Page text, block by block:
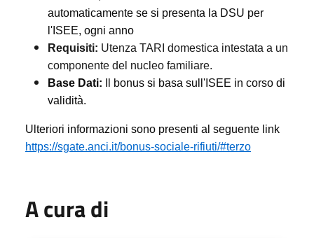
automaticamente se si presenta la DSU per
l'ISEE, ogni anno
Requisiti: Utenza TARI domestica intestata a un
componente del nucleo familiare.
Base Dati: Il bonus si basa sull'ISEE in corso di
validità.
Ulteriori informazioni sono presenti al seguente link
https://sgate.anci.it/bonus-sociale-rifiuti/#terzo
A cura di